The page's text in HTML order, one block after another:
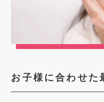
お子様に合わせた